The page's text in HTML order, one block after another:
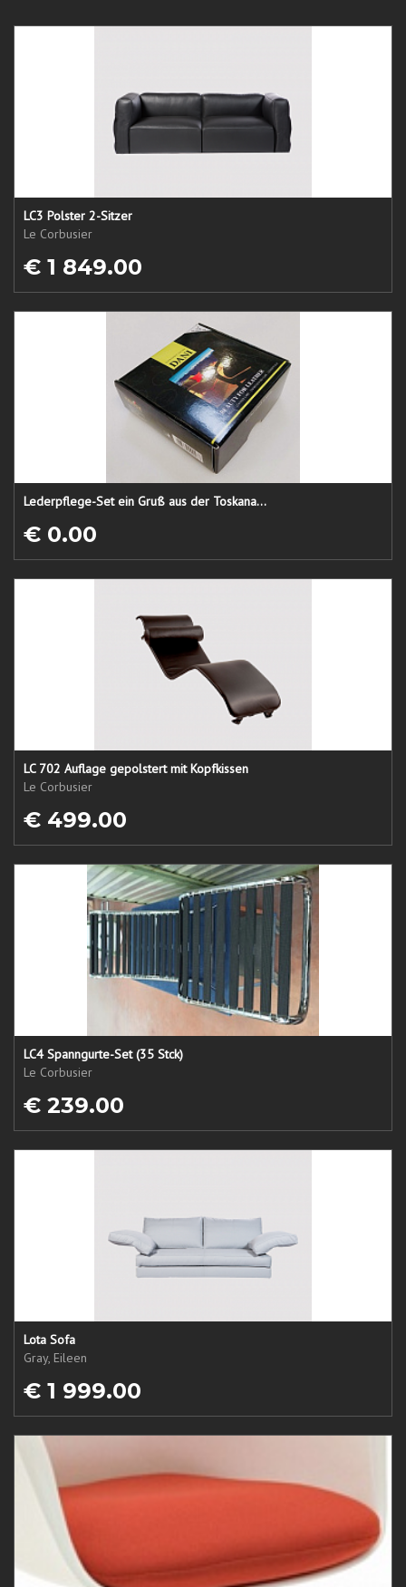
LC3 Polster 2-Sitzer
Le Corbusier
€ 1 849.00
Lederpflege-Set ein Gruß aus der Toskana...
€ 0.00
LC 702 Auflage gepolstert mit Kopfkissen
Le Corbusier
€ 499.00
LC4 Spanngurte-Set (35 Stck)
Le Corbusier
€ 239.00
Lota Sofa
Gray, Eileen
€ 1 999.00